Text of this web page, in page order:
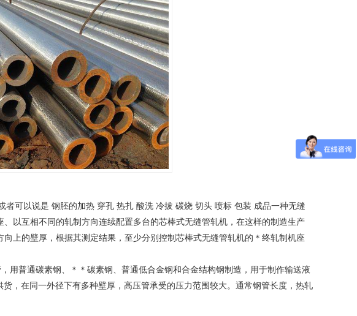
可以说是 钢胚的加热 穿孔 热扎 酸洗 冷拔 碳烧 切头 喷标 包装 成品一种无缝
以互相不同的轧制方向连续配置多台的芯棒式无缝管轧机，在这样的制造生产
上的壁厚，根据其测定结果，至少分别控制芯棒式无缝管轧机的＊终轧制机座
，用普通碳素钢、＊＊碳素钢、普通低合金钢和合金结构钢制造，用于制作输送液
货，在同一外径下有多种壁厚，高压管承受的压力范围较大。通常钢管长度，热轧